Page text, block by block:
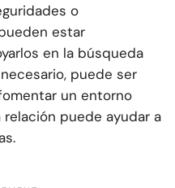
o
estar
en la búsqueda
puede ser
un entorno
puede ayudar a